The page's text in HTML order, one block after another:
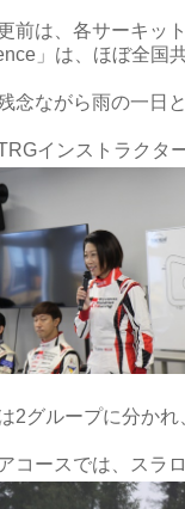
前は、各サーキッ
」は、ほぼ全国
念ながら雨の一日
インストラクタ
2グループに分かれ
コースでは、スラ